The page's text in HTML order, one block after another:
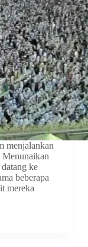
menjalankan
ke
beberapa
mereka